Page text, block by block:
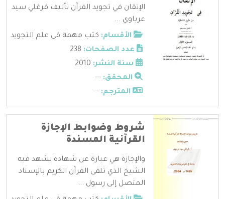
الإتقان في تجويد القرآن تأليف فرغلي سيد
عرباوي ...
الأقسام: كتب مهمة في علم التجويد
عدد الصفحات:
سنة النشر:
المحقق: ---
المترجم: ---
شروط وضوابط الإجازة
القرآنية المسندة
والإجازة هي عبارة عن شهادة يشهد فيه
الشيخ الذي تلقى القرآن الكريم بالإسناد
المتصل إلى رسول ...